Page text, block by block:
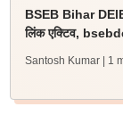
BSEB Bihar
लिंक एक्टिव,
Santosh Kumar | 1